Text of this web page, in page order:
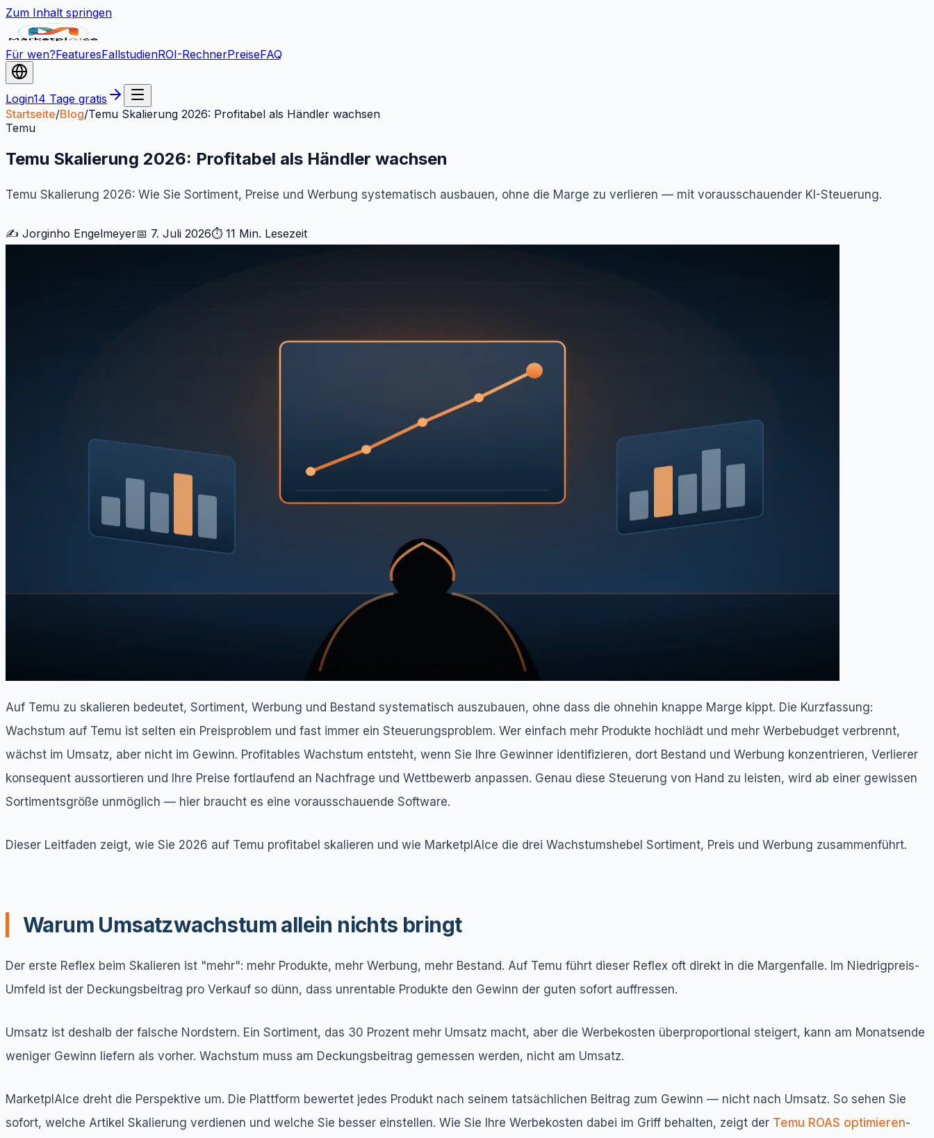
Zum Inhalt springen
Für wen?FeaturesFallstudienROI-RechnerPreiseFAQ
Login14 Tage gratis
Startseite/Blog/Temu Skalierung 2026: Profitabel als Händler wachsen
Temu
Temu Skalierung 2026: Profitabel als Händler wachsen
Temu Skalierung 2026: Wie Sie Sortiment, Preise und Werbung systematisch ausbauen, ohne die Marge zu verlieren — mit vorausschauender KI-Steuerung.
✍️ Jorginho Engelmeyer📅 7. Juli 2026⏱ 11 Min. Lesezeit
Auf Temu zu skalieren bedeutet, Sortiment, Werbung und Bestand systematisch auszubauen, ohne dass die ohnehin knappe Marge kippt. Die Kurzfassung:
Wachstum auf Temu ist selten ein Preisproblem und fast immer ein Steuerungsproblem. Wer einfach mehr Produkte hochlädt und mehr Werbebudget verbrennt,
wächst im Umsatz, aber nicht im Gewinn. Profitables Wachstum entsteht, wenn Sie Ihre Gewinner identifizieren, dort Bestand und Werbung konzentrieren, Verlierer
konsequent aussortieren und Ihre Preise fortlaufend an Nachfrage und Wettbewerb anpassen. Genau diese Steuerung von Hand zu leisten, wird ab einer gewissen
Sortimentsgröße unmöglich — hier braucht es eine vorausschauende Software.
Dieser Leitfaden zeigt, wie Sie 2026 auf Temu profitabel skalieren und wie MarketplAIce die drei Wachstumshebel Sortiment, Preis und Werbung zusammenführt.
Warum Umsatzwachstum allein nichts bringt
Der erste Reflex beim Skalieren ist "mehr": mehr Produkte, mehr Werbung, mehr Bestand. Auf Temu führt dieser Reflex oft direkt in die Margenfalle. Im Niedrigpreis-
Umfeld ist der Deckungsbeitrag pro Verkauf so dünn, dass unrentable Produkte den Gewinn der guten sofort auffressen.
Umsatz ist deshalb der falsche Nordstern. Ein Sortiment, das 30 Prozent mehr Umsatz macht, aber die Werbekosten überproportional steigert, kann am Monatsende
weniger Gewinn liefern als vorher. Wachstum muss am Deckungsbeitrag gemessen werden, nicht am Umsatz.
MarketplAIce dreht die Perspektive um. Die Plattform bewertet jedes Produkt nach seinem tatsächlichen Beitrag zum Gewinn — nicht nach Umsatz. So sehen Sie
sofort, welche Artikel Skalierung verdienen und welche Sie besser einstellen. Wie Sie Ihre Werbekosten dabei im Griff behalten, zeigt der Temu ROAS optimieren-